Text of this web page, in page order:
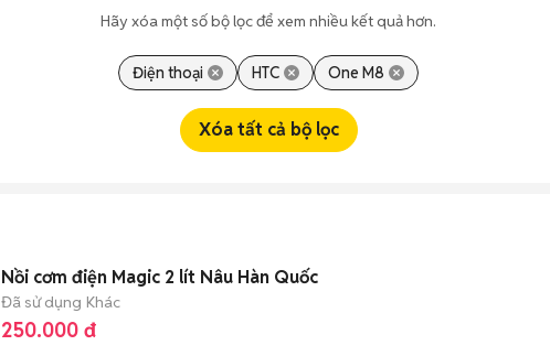
Hãy xóa một số bộ lọc để xem nhiều kết quả hơn.
Điện thoại HTC One M8
Xóa tất cả bộ lọc
Nồi cơm điện Magic 2 lít Nâu Hàn Quốc
Đã sử dụng Khác
250.000 đ